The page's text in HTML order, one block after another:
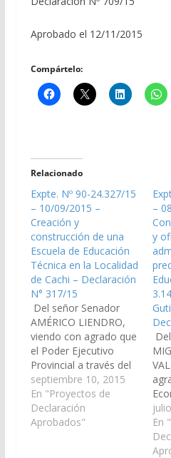
Aprobado el 12/11/2015
Compártelo:
Relacionado
Expte. Nº 90-24.327/15
– 10/09/2015 –
Creación y
construcción de una
Escuela de Educación
Técnica en la Localidad
de Cachi – Declaración
N° 317/15
Del señor Senador
AMÉRICO LIENDRO,
viendo con agrado que
el Poder Ejecutivo
Provincial a través del
Ministerio de
Educación, Ciencia y
Tecnología y el
Ministerio de
septiembre 10, 2015
En "Proyectos de
Declaración
Aprobados"
–
y
En